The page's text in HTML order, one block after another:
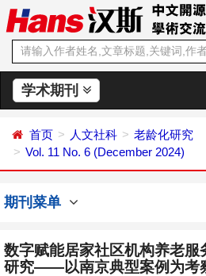
学术期刊
首页 人文社科
老龄化研究
Vol. 11 No. 6 (December 2024)
期刊菜单
数字赋能居家社区机构养老服
研究——以南京典型案例为考